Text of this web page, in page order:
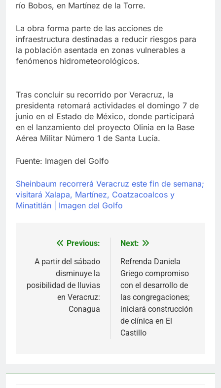
río Bobos, en Martínez de la Torre.
La obra forma parte de las acciones de
infraestructura destinadas a reducir riesgos para
la población asentada en zonas vulnerables a
fenómenos hidrometeorológicos.
Tras concluir su recorrido por Veracruz, la
presidenta retomará actividades el domingo 7 de
junio en el Estado de México, donde participará
en el lanzamiento del proyecto Olinia en la Base
Aérea Militar Número 1 de Santa Lucía.
Fuente: Imagen del Golfo
Sheinbaum recorrerá Veracruz este fin de semana;
visitará Xalapa, Martínez, Coatzacoalcos y
Minatitlán | Imagen del Golfo
Navegación
de
entradas
Previous:
A partir del sábado
disminuye la
posibilidad de lluvias
en Veracruz:
Conagua
Next:
Refrenda Daniela
Griego compromiso
con el desarrollo de
las congregaciones;
iniciará construcción
de clínica en El
Castillo